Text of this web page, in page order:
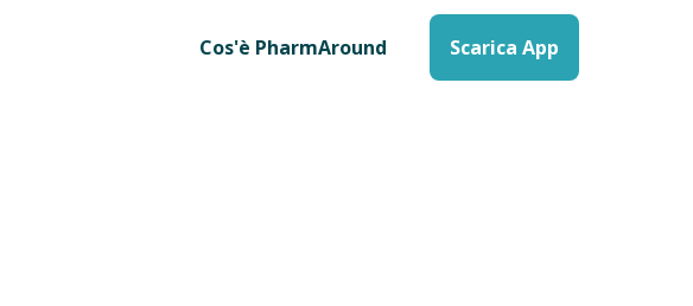
Cos'è PharmAround Scarica App